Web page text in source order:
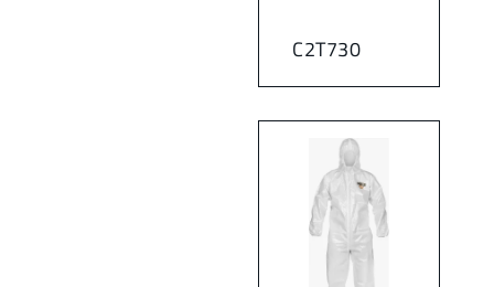
C2T730